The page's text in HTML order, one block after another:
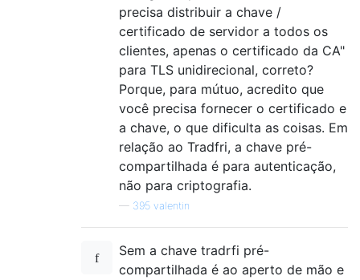
precisa distribuir a chave /
certificado de servidor a todos os
clientes, apenas o certificado da CA"
para TLS unidirecional, correto?
Porque, para mútuo, acredito que
você precisa fornecer o certificado e
a chave, o que dificulta as coisas. Em
relação ao Tradfri, a chave pré-
compartilhada é para autenticação,
não para criptografia.
— 395 valentin
Sem a chave tradrfi pré-
compartilhada é ao aperto de mão e